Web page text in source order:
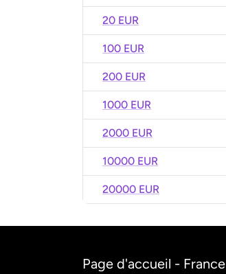
20 EUR
100 EUR
200 EUR
1000 EUR
2000 EUR
10000 EUR
20000 EUR
Page d'accueil - France